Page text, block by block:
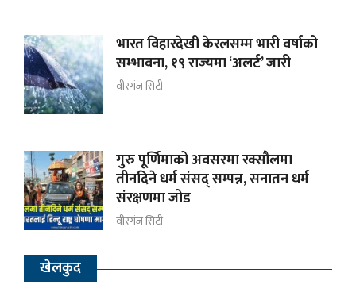
भारत विहारदेखी केरलसम्म भारी वर्षाको
सम्भावना, १९ राज्यमा ‘अलर्ट’ जारी
वीरगंज सिटी
गुरु पूर्णिमाको अवसरमा रक्सौलमा
तीनदिने धर्म संसद् सम्पन्न, सनातन धर्म
संरक्षणमा जोड
वीरगंज सिटी
खेलकुद